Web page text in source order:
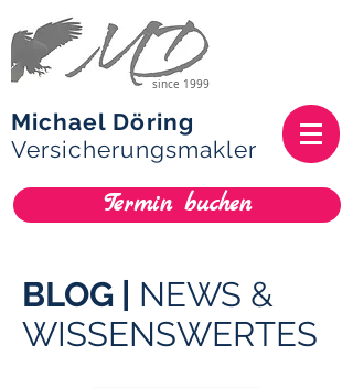
since 1999
Michael Döring
Versicherungsmakler
Termin buchen
BLOG |
NEWS &
WISSENSWERTES